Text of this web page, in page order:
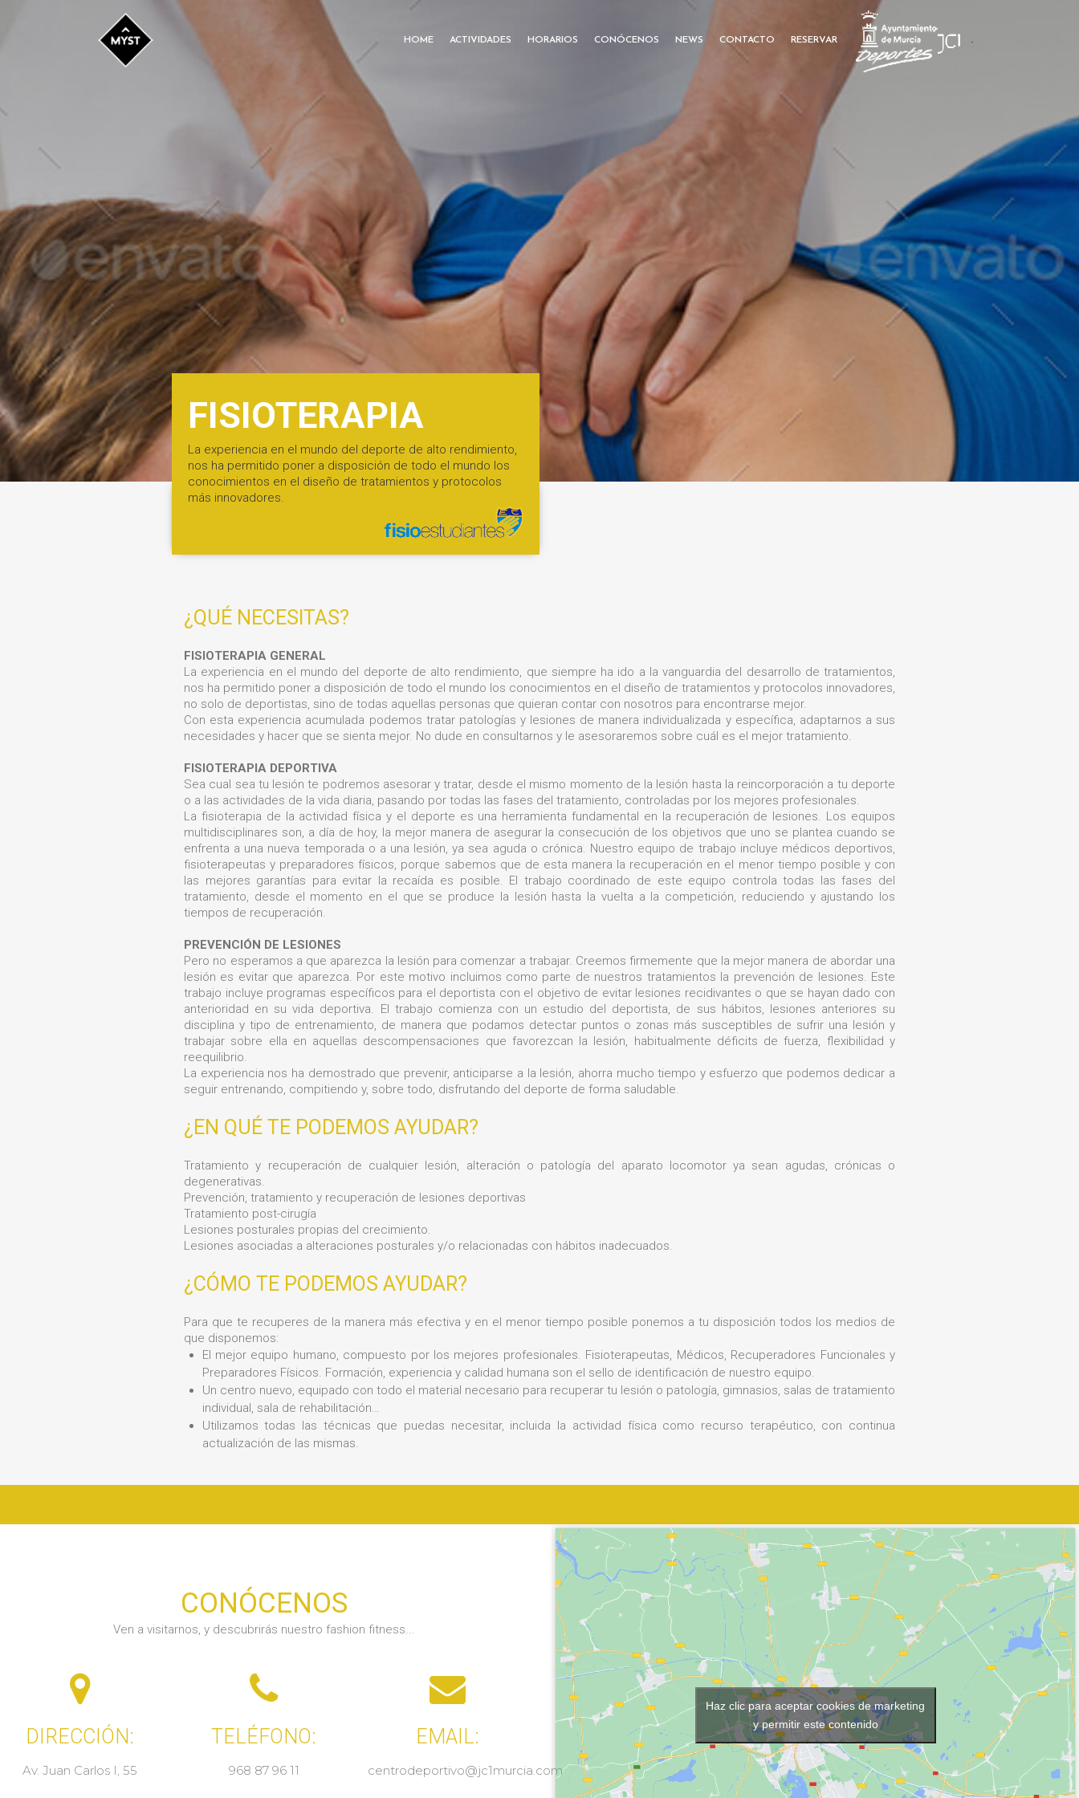
HOME ACTIVIDADES HORARIOS CONÓCENOS NEWS CONTACTO RESERVAR .
FISIOTERAPIA
La experiencia en el mundo del deporte de alto rendimiento,
nos ha permitido poner a disposición de todo el mundo los
conocimientos en el diseño de tratamientos y protocolos
más innovadores.
¿QUÉ NECESITAS?
FISIOTERAPIA GENERAL
La experiencia en el mundo del deporte de alto rendimiento, que siempre ha ido a la vanguardia del desarrollo de tratamientos,
nos ha permitido poner a disposición de todo el mundo los conocimientos en el diseño de tratamientos y protocolos innovadores,
no solo de deportistas, sino de todas aquellas personas que quieran contar con nosotros para encontrarse mejor.
Con esta experiencia acumulada podemos tratar patologías y lesiones de manera individualizada y específica, adaptarnos a sus
necesidades y hacer que se sienta mejor. No dude en consultarnos y le asesoraremos sobre cuál es el mejor tratamiento.
FISIOTERAPIA DEPORTIVA
Sea cual sea tu lesión te podremos asesorar y tratar, desde el mismo momento de la lesión hasta la reincorporación a tu deporte
o a las actividades de la vida diaria, pasando por todas las fases del tratamiento, controladas por los mejores profesionales.
La fisioterapia de la actividad física y el deporte es una herramienta fundamental en la recuperación de lesiones. Los equipos
multidisciplinares son, a día de hoy, la mejor manera de asegurar la consecución de los objetivos que uno se plantea cuando se
enfrenta a una nueva temporada o a una lesión, ya sea aguda o crónica. Nuestro equipo de trabajo incluye médicos deportivos,
fisioterapeutas y preparadores físicos, porque sabemos que de esta manera la recuperación en el menor tiempo posible y con
las mejores garantías para evitar la recaída es posible. El trabajo coordinado de este equipo controla todas las fases del
tratamiento, desde el momento en el que se produce la lesión hasta la vuelta a la competición, reduciendo y ajustando los
tiempos de recuperación.
PREVENCIÓN DE LESIONES
Pero no esperamos a que aparezca la lesión para comenzar a trabajar. Creemos firmemente que la mejor manera de abordar una
lesión es evitar que aparezca. Por este motivo incluimos como parte de nuestros tratamientos la prevención de lesiones. Este
trabajo incluye programas específicos para el deportista con el objetivo de evitar lesiones recidivantes o que se hayan dado con
anterioridad en su vida deportiva. El trabajo comienza con un estudio del deportista, de sus hábitos, lesiones anteriores su
disciplina y tipo de entrenamiento, de manera que podamos detectar puntos o zonas más susceptibles de sufrir una lesión y
trabajar sobre ella en aquellas descompensaciones que favorezcan la lesión, habitualmente déficits de fuerza, flexibilidad y
reequilibrio.
La experiencia nos ha demostrado que prevenir, anticiparse a la lesión, ahorra mucho tiempo y esfuerzo que podemos dedicar a
seguir entrenando, compitiendo y, sobre todo, disfrutando del deporte de forma saludable.
¿EN QUÉ TE PODEMOS AYUDAR?
Tratamiento y recuperación de cualquier lesión, alteración o patología del aparato locomotor ya sean agudas, crónicas o
degenerativas.
Prevención, tratamiento y recuperación de lesiones deportivas
Tratamiento post-cirugía
Lesiones posturales propias del crecimiento.
Lesiones asociadas a alteraciones posturales y/o relacionadas con hábitos inadecuados.
¿CÓMO TE PODEMOS AYUDAR?
Para que te recuperes de la manera más efectiva y en el menor tiempo posible ponemos a tu disposición todos los medios de
que disponemos:
El mejor equipo humano, compuesto por los mejores profesionales. Fisioterapeutas, Médicos, Recuperadores Funcionales y
Preparadores Físicos. Formación, experiencia y calidad humana son el sello de identificación de nuestro equipo.
Un centro nuevo, equipado con todo el material necesario para recuperar tu lesión o patología, gimnasios, salas de tratamiento
individual, sala de rehabilitación…
Utilizamos todas las técnicas que puedas necesitar, incluida la actividad física como recurso terapéutico, con continua
actualización de las mismas.
CONÓCENOS
Ven a visitarnos, y descubrirás nuestro fashion fitness...
DIRECCIÓN:
Av. Juan Carlos I, 55
TELÉFONO:
968 87 96 11
EMAIL:
centrodeportivo@jc1murcia.com
Haz clic para aceptar cookies de marketing
y permitir este contenido